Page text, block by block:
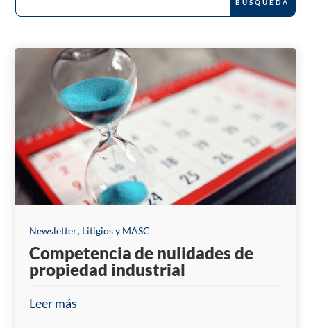
Newsletter, Litigios y MASC
Competencia de nulidades de
propiedad industrial
Leer más